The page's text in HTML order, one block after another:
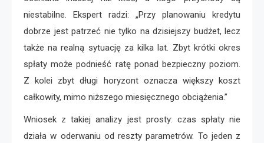
niestabilne. Ekspert radzi: „Przy planowaniu kredytu
dobrze jest patrzeć nie tylko na dzisiejszy budżet, lecz
także na realną sytuację za kilka lat. Zbyt krótki okres
spłaty może podnieść ratę ponad bezpieczny poziom.
Z kolei zbyt długi horyzont oznacza większy koszt
całkowity, mimo niższego miesięcznego obciążenia.”
Wniosek z takiej analizy jest prosty: czas spłaty nie
działa w oderwaniu od reszty parametrów. To jeden z